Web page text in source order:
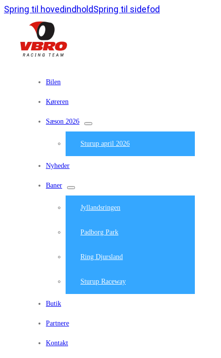
Spring til hovedindholdSpring til sidefod
Bilen
Køreren
Sæson 2026
Sturup april 2026
Nyheder
Baner
Jyllandsringen
Padborg Park
Ring Djursland
Sturup Raceway
Butik
Partnere
Kontakt